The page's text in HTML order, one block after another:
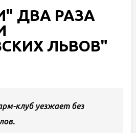
ДВА РАЗА
ЛЬВОВ"
клуб уезжает без